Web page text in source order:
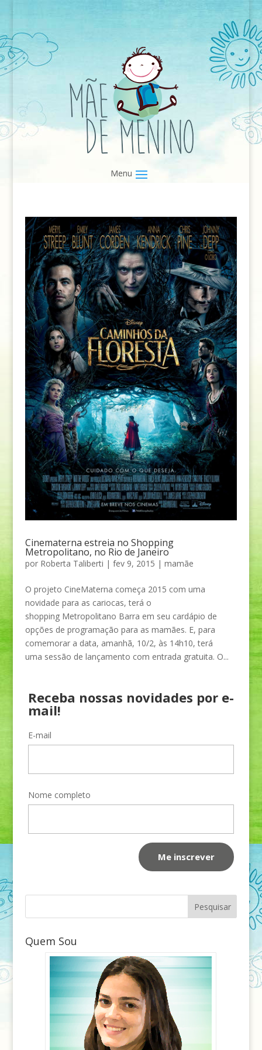
Cinematerna estreia no Shopping
Metropolitano, no Rio de Janeiro
por Roberta Taliberti | fev 9, 2015 | mamãe
O projeto CineMaterna começa 2015 com uma
novidade para as cariocas, terá o
shopping Metropolitano Barra em seu cardápio de
opções de programação para as mamães. E, para
comemorar a data, amanhã, 10/2, às 14h10, terá
uma sessão de lançamento com entrada gratuita. O...
Receba nossas novidades por e-
mail!
E-mail
Nome completo
Quem Sou